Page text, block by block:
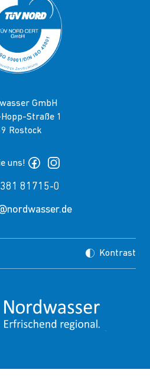
81715-0
GmbH
Straße 1
Rostock
uns!
Kontrast